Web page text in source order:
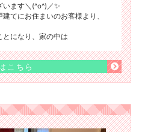
ます＼(^o^)／✨
てにお住まいのお客様より、
とになり、家の中は
こちら